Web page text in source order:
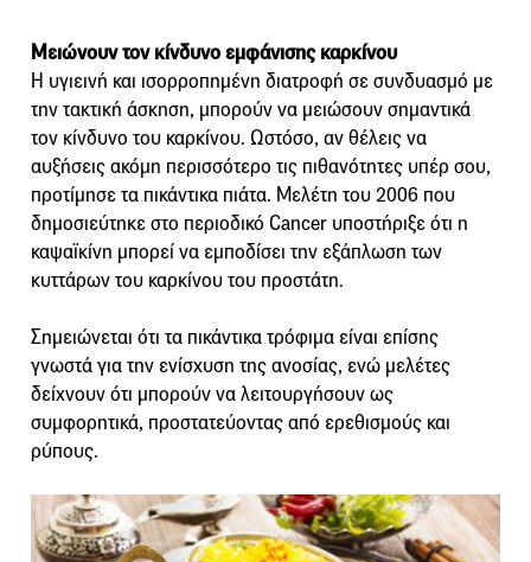
Μειώνουν τον κίνδυνο εμφάνισης καρκίνου
Η υγιεινή και ισορροπημένη διατροφή σε συνδυασμό με
την τακτική άσκηση, μπορούν να μειώσουν σημαντικά
τον κίνδυνο του καρκίνου. Ωστόσο, αν θέλεις να
αυξήσεις ακόμη περισσότερο τις πιθανότητες υπέρ σου,
προτίμησε τα πικάντικα πιάτα. Μελέτη του 2006 που
δημοσιεύτηκε στο περιοδικό Cancer υποστήριξε ότι η
καψαϊκίνη μπορεί να εμποδίσει την εξάπλωση των
κυττάρων του καρκίνου του προστάτη.
Σημειώνεται ότι τα πικάντικα τρόφιμα είναι επίσης
γνωστά για την ενίσχυση της ανοσίας, ενώ μελέτες
δείχνουν ότι μπορούν να λειτουργήσουν ως
συμφορητικά, προστατεύοντας από ερεθισμούς και
ρύπους.